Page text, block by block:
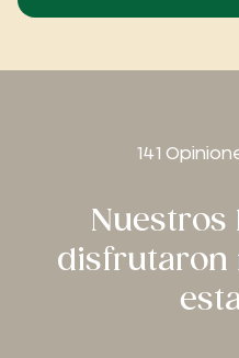
141
Nuestros
disfrutaron